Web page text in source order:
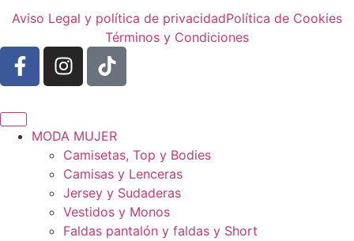
Aviso Legal y política de privacidadPolítica de Cookies
Términos y Condiciones
MODA MUJER
Camisetas, Top y Bodies
Camisas y Lenceras
Jersey y Sudaderas
Vestidos y Monos
Faldas pantalón y faldas y Short